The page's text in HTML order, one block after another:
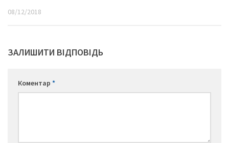
08/12/2018
ЗАЛИШИТИ ВІДПОВІДЬ
Коментар *